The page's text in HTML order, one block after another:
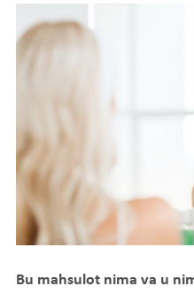
Bu mahsulot nima va u